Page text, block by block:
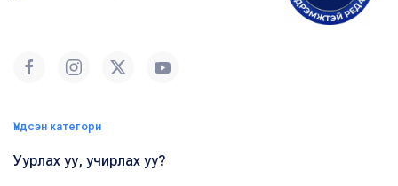
Үндсэн категори
Уурлах уу, учирлах уу?